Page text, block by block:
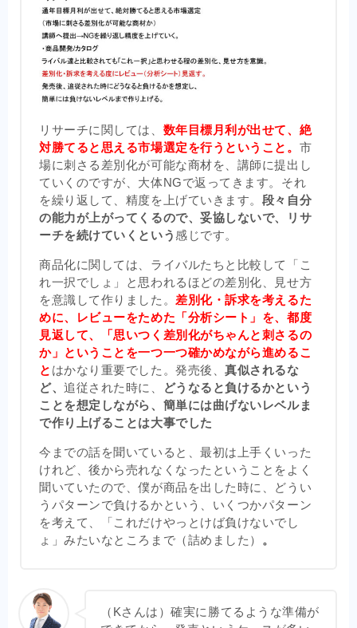
リサーチに関しては、 数年目標月利が出せて、絶
対勝てると思える市場選定を行うということ。 市
場に刺さる差別化が可能な商材を、講師に提出し
ていくのですが、大体NGで返ってきます。それ
を繰り返して、精度を上げていきます。 段々自分
の能力が上がってくるので、妥協しないで、リサ
ーチを続けていくという 感じです。
商品化に関しては、ライバルたちと比較して「こ
れ一択でしょ」と思われるほどの差別化、見せ方
を意識して作りました。差別化・訴求を考えるた
めに、レビューをためた「分析シート」を、都度
見返して、「思いつく差別化がちゃんと刺さるの
か」ということを一つ一つ確かめながら進めるこ
と はかなり重要でした。発売後、真似されるな
ど、追従された時に、
どうなると負けるかという
ことを想定しながら、簡単には曲げないレベルま
で作り上げることは大事でした
今までの話を聞いていると、最初は上手くいった
けれど、後から売れなくなったということをよく
聞いていたので、僕が商品を出した時に、どうい
うパターンで負けるかという、いくつかパターン
を考えて、「これだけやっとけば負けないでし
ょ」みたいなところまで（詰めました） 。
（Kさんは）確実に勝てるような準備が